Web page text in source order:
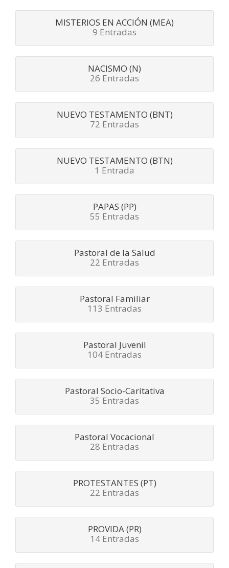
MISTERIOS EN ACCIÓN (MEA)
9 Entradas
NACISMO (N)
26 Entradas
NUEVO TESTAMENTO (BNT)
72 Entradas
NUEVO TESTAMENTO (BTN)
1 Entrada
PAPAS (PP)
55 Entradas
Pastoral de la Salud
22 Entradas
Pastoral Familiar
113 Entradas
Pastoral Juvenil
104 Entradas
Pastoral Socio-Caritativa
35 Entradas
Pastoral Vocacional
28 Entradas
PROTESTANTES (PT)
22 Entradas
PROVIDA (PR)
14 Entradas